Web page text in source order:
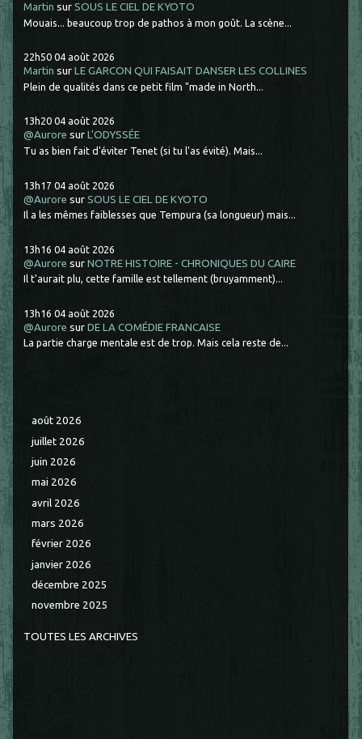
Martin surSOUS LE CIEL DE KYOTO
Mouais... beaucoup trop de pathos à mon goût. La scène...
22h50 04 août 2026
Martin surLE GARCON QUI FAISAIT DANSER LES COLLINES
Plein de qualités dans ce petit film "made in North...
13h20 04 août 2026
@Aurore surL'ODYSSÉE
Tu as bien fait d'éviter Tenet (si tu l'as évité). Mais...
13h17 04 août 2026
@Aurore surSOUS LE CIEL DE KYOTO
Il a les mêmes faiblesses que Tempura (sa longueur) mais...
13h16 04 août 2026
@Aurore surNOTRE HISTOIRE - CHRONIQUES DU CAIRE
Il t'aurait plu, cette famille est tellement (bruyamment)...
13h16 04 août 2026
@Aurore surDE LA COMÉDIE FRANCAISE
La partie charge mentale est de trop. Mais cela reste de...
août 2026
juillet 2026
juin 2026
mai 2026
avril 2026
mars 2026
février 2026
janvier 2026
décembre 2025
novembre 2025
TOUTES LES ARCHIVES